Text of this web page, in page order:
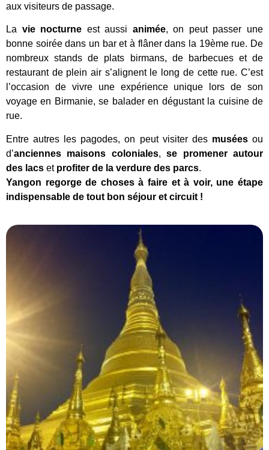
aux visiteurs de passage.
La vie nocturne est aussi animée, on peut passer une
bonne soirée dans un bar et à flâner dans la 19ème rue. De
nombreux stands de plats birmans, de barbecues et de
restaurant de plein air s’alignent le long de cette rue. C’est
l’occasion de vivre une expérience unique lors de son
voyage en Birmanie, se balader en dégustant la cuisine de
rue.
Entre autres les pagodes, on peut visiter des muséesou
d’anciennes maisons coloniales,se promener autour
des lacs et profiter de la verdure des parcs.
Yangon regorge de choses à faire et à voir, une étape
indispensable de tout bon séjour et circuit !